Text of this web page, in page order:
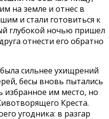
на земле и отнес в
и стали готовиться к
глубокой ночью пришел
отнести его обратно
сильнее ухищрений
бесы вновь пытались
избранное им место, но
Креста.
угодника: в разгар